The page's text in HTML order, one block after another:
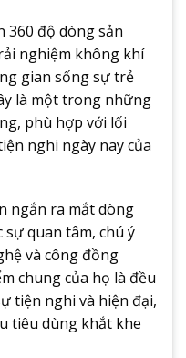
360 độ dòng sản
nghiệm không khí
gian sống sự trẻ
là một trong những
phù hợp với lối
nghi ngày nay của
ngắn ra mắt dòng
quan tâm, chú ý
và công đồng
chung của họ là đều
tiện nghi và hiện đại,
tiêu dùng khắt khe